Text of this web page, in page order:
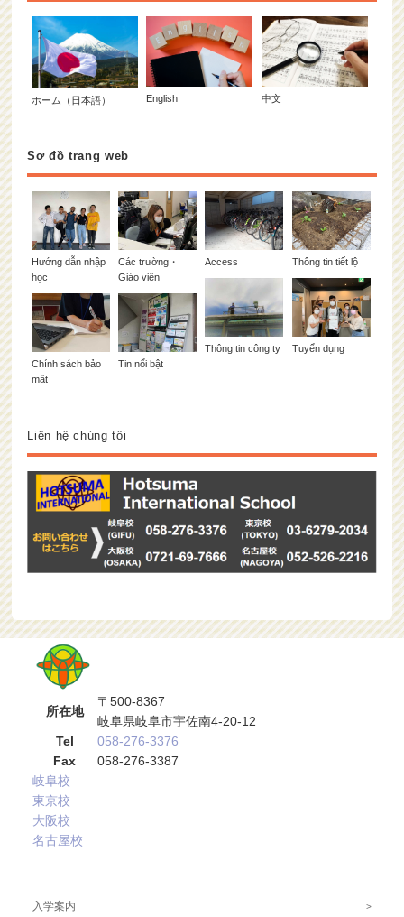
ホーム（日本語） English 中文
Sơ đồ trang web
Hướng dẫn nhập
học
Các trường・
Giáo viên
Access Thông tin tiết lộ
Thông tin công ty
Tuyển dụng
Chính sách bảo
mật
Tin nổi bật
Liên hệ chúng tôi
所在地
〒500-8367
岐阜県岐阜市宇佐南4-20-12
Tel
058-276-3376
Fax
058-276-3387
岐阜校
東京校
大阪校
名古屋校
入学案内